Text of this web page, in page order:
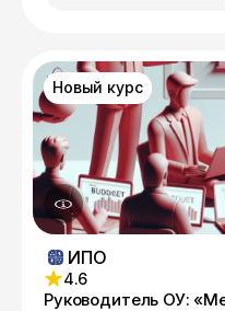
Новый курс
ИПО
4.6
Руководитель ОУ: